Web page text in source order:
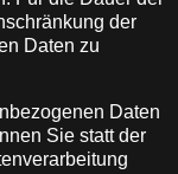
der
Daten zu
Daten
Sie statt der